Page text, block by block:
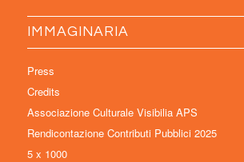
IMMAGINARIA
Press
Credits
Associazione Culturale Visibilia APS
Rendicontazione Contributi Pubblici 2025
5 x 1000